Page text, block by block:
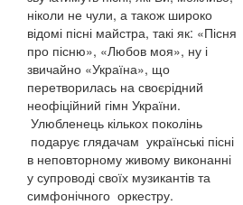
ніколи не чули, а також широко
відомі пісні майстра, такі як: «Пісня
про пісню», «Любов моя», ну і
звичайно «Україна», що
перетворилась на своєрідний
неофіційний гімн України.
Улюбленець кількох поколінь
подарує глядачам українські пісні
в неповторному живому виконанні
у супроводі своїх музикантів та
симфонічного оркестру.